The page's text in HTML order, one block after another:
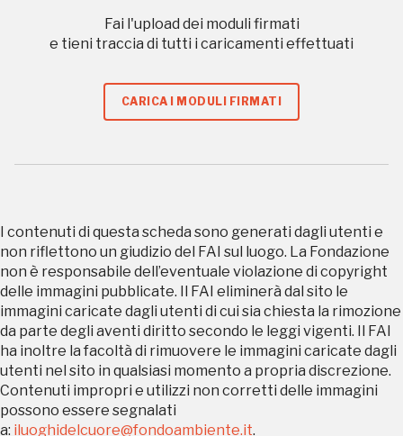
Fai l'upload dei moduli firmati
e tieni traccia di tutti i caricamenti effettuati
CARICA I MODULI FIRMATI
I contenuti di questa scheda sono generati dagli utenti e
non riflettono un giudizio del FAI sul luogo. La Fondazione
non è responsabile dell’eventuale violazione di copyright
delle immagini pubblicate. Il FAI eliminerà dal sito le
immagini caricate dagli utenti di cui sia chiesta la rimozione
da parte degli aventi diritto secondo le leggi vigenti. Il FAI
ha inoltre la facoltà di rimuovere le immagini caricate dagli
utenti nel sito in qualsiasi momento a propria discrezione.
Contenuti impropri e utilizzi non corretti delle immagini
possono essere segnalati
a: iluoghidelcuore@fondoambiente.it.
Tutto questo non
sarebbe possibile
senza di te
FAI - FONDO PER L'AMBIENTE ITALIANO ETS - Via Carlo Foldi, 2 - 20135
Milano
Tel. 02 4676151 - Fax 02 48193631
P.I.: 04358650150 - C.F.: 80102030154 - PEC:
Fondazione nazionale senza scopo di lucro per la tutela e la valorizzazione
dell'arte, della natura e del paesaggio italiani.
Riconosciuta con DPR 941 del 3.12.1975 - Iscritta al RUNTS rep. n. 2092